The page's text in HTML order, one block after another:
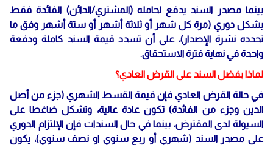
بينما مصدر السند يدفع لحامله (المشتري/الدائن) الفائدة فقط
بشكل دوري (مرة كل شهر أو ثلاثة أشهر أو ستة أشهر وفق ما
تحدده نشرة الإصدار)، على أن تسدد قيمة السند كاملة ودفعة
واحدة في نهاية فترة الاستحقاق.
لماذا يفضل السند على القرض العادي؟
في حالة القرض العادي فإن قيمة القسط الشهري (جزء من أصل
الدين وجزء من الفائدة) تكون عادة عالية، وتشكل ضاغطا على
السيولة لدى المقترض، بينما في حال السندات فإن الإلتزام الدوري
على مصدر السند (شهري أو ربع سنوي او نصف سنوي)، يكون